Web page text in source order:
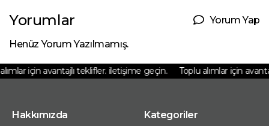
Yorumlar Yorum Yap
Henüz Yorum Yazılmamış.
için avantajlı teklifler. iletişime geçin. Toplu alımlar için
Hakkımızda Kategoriler